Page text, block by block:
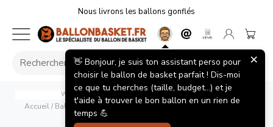
Nous livrons les ballons gonflés
WNBA Authentic Outdoor Gameball Replica Wilson
Accueil/ Ballons de basket/ WNBA Authentic Outdoor Gameball
👋 Bonjour, je suis ton assistant perso pour
choisir le ballon de basket parfait ! Dis-moi
ce que tu cherches (taille, budget...) et je
t'aide à trouver le bon ballon en un rien de
temps 💪
×